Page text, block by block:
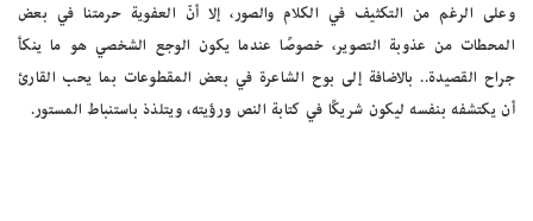
وعلى الرغم من التكثيف في الكلام والصور، إلا أنّ العفوية حرمتنا في بعض
المحطات من عذوبة التصوير، خصوصًا عندما يكون الوجع الشخصي هو ما ينكأ
جراح القصيدة.. بالاضافة إلى بوح الشاعرة في بعض المقطوعات بما يحب القارئ
أن يكتشفه بنفسه ليكون شريكًا في كتابة النص ورؤيته، ويتلذذ باستنباط المستور.